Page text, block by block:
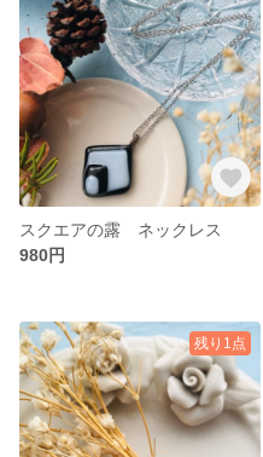
スクエアの露 ネックレス
980円
残り1点